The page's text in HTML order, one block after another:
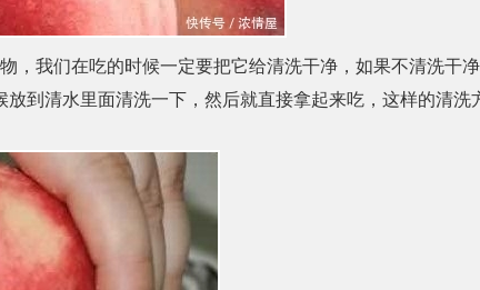
我们在吃的时候一定要把它给清洗干净，如果不清洗干
到清水里面清洗一下，然后就直接拿起来吃，这样的清洗